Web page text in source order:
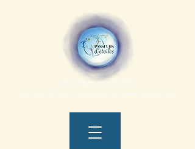
Les passeurs d'étoiles